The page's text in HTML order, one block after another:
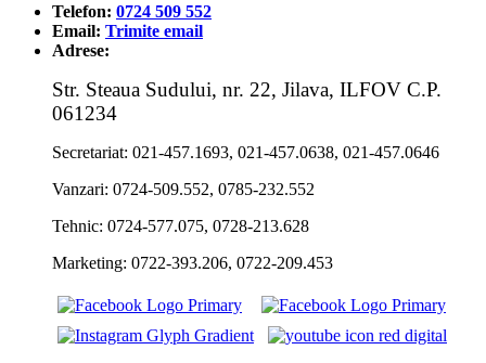
Telefon: 0724 509 552
Email: Trimite email
Adrese:
Str. Steaua Sudului, nr. 22, Jilava, ILFOV C.P.
061234
Secretariat: 021-457.1693, 021-457.0638, 021-457.0646
Vanzari: 0724-509.552, 0785-232.552
Tehnic: 0724-577.075, 0728-213.628
Marketing: 0722-393.206, 0722-209.453